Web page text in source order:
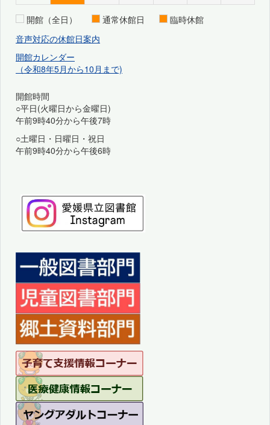
開館（全日） 通常休館日
臨時休館
音声対応の休館日案内
開館カレンダー
（令和8年5月から10月まで)
開館時間
○平日(火曜日から金曜日)
午前9時40分から午後7時
○土曜日・日曜日・祝日
午前9時40分から午後6時